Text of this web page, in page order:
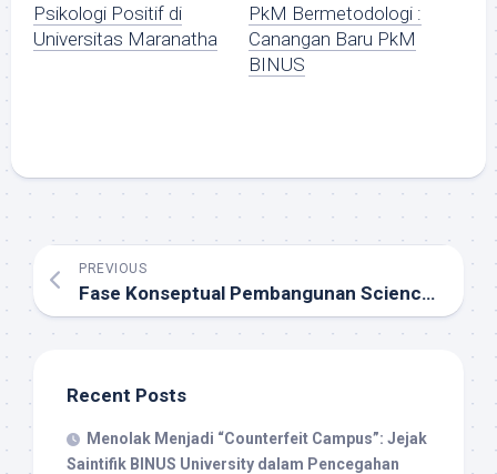
Psikologi Positif di
Universitas Maranatha
PkM Bermetodologi :
Canangan Baru PkM
BINUS
PREVIOUS
Fase Konseptual Pembangunan Science & Techno Park (STP) BINUS University
Recent Posts
Menolak Menjadi “Counterfeit Campus”: Jejak
Saintifik BINUS University dalam Pencegahan